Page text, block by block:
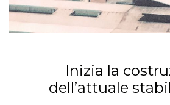
Inizia la
dell’attuale